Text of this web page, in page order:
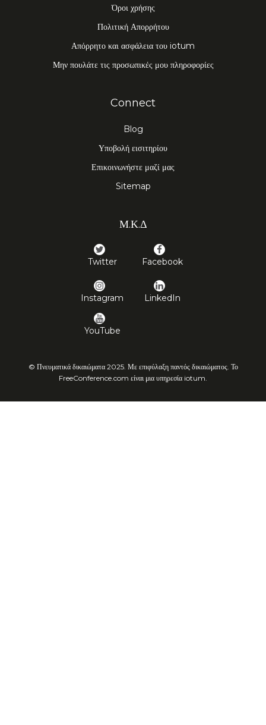
Όροι χρήσης
Πολιτική Απορρήτου
Απόρρητο και ασφάλεια του iotum
Μην πουλάτε τις προσωπικές μου πληροφορίες
Connect
Blog
Υποβολή εισιτηρίου
Επικοινωνήστε μαζί μας
Sitemap
Μ.Κ.Δ
Twitter Facebook
Instagram LinkedIn
YouTube
© Πνευματικά δικαιώματα 2025. Με επιφύλαξη παντός δικαιώματος. Το
FreeConference.com είναι μια υπηρεσία iotum.